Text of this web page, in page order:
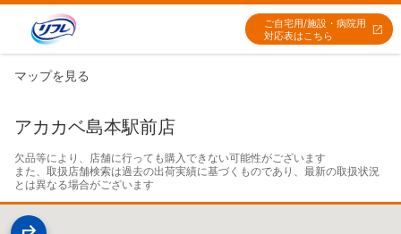
ご自宅用/施設・病院用
対応表はこちら
マップを見る
アカカベ島本駅前店
欠品等により、店舗に行っても購入できない可能性がございます
また、取扱店舗検索は過去の出荷実績に基づくものであり、最新の取扱状況
とは異なる場合がございます